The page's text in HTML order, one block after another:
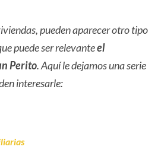
pueden aparecer otro tipo
puede ser relevanteel
Perito. Aquí le dejamos una serie
interesarle: